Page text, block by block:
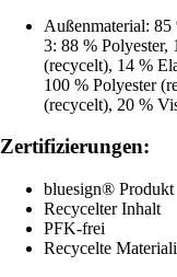
Außenmaterial:
3: 88 % Polyester,
(recycelt), 14 %
100 % Polyester
(recycelt), 20 %
Zertifizierungen:
bluesign® Produkt
Recycelter Inhalt
PFK-frei
Recycelte